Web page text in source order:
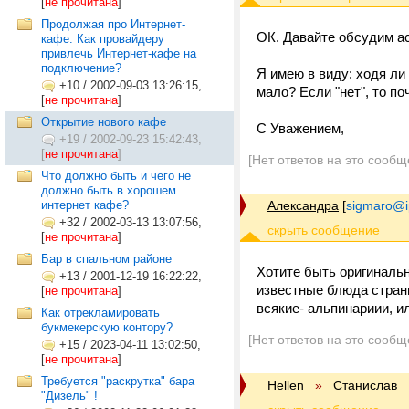
Продолжая про Интернет-
кафе. Как провайдеру
привлечь Интернет-кафе на
подключение?
+10 / 2002-09-03 13:26:15,
[не прочитана]
Открытие нового кафе
+19 / 2002-09-23 15:42:43,
[не прочитана]
Что должно быть и чего не
должно быть в хорошем
интернет кафе?
+32 / 2002-03-13 13:07:56,
[не прочитана]
Бар в спальном районе
+13 / 2001-12-19 16:22:22,
[не прочитана]
Как отрекламировать
букмекерскую контору?
+15 / 2023-04-11 13:02:50,
[не прочитана]
Требуется "раскрутка" бара
"Дизель" !
ОК. Давайте обсудим
Я имею в виду: ходя ли
мало? Если "нет", то
С Уважением,
[Нет ответов на это
Александра [
Хотите быть
известные блюда
всякие- альпинариии,
[Нет ответов на это
Hellen » Станислав